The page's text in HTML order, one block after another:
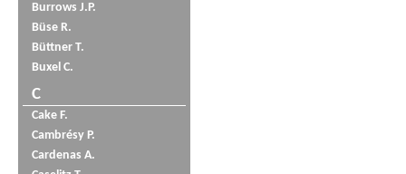
Burrows J.P.
Büse R.
Büttner T.
Buxel C.
C
Cake F.
Cambrésy P.
Cardenas A.